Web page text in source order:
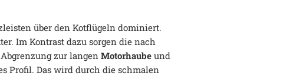
über den Kotflügeln dominiert.
Im Kontrast dazu sorgen die nach
zur langenMotorhaube und
Profil. Das wird durch die schmalen